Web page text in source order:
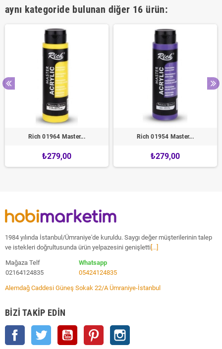
aynı kategoride bulunan diğer 16 ürün:
Rich 01964 Master...
₺279,00
Rich 01954 Master...
₺279,00
1984 yılında İstanbul/Ümraniye'de kuruldu. Saygı değer müşterilerinin talep
ve istekleri doğrultusunda ürün yelpazesini genişletti [...]
Mağaza Telf
02164124835
Whatsapp
05424124835
Alemdağ Caddesi Güneş Sokak 22/A Ümraniye-İstanbul
BIZI TAKIP EDIN
Facebook Twitter YouTube Pinterest